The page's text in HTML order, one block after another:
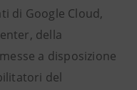
di Google Cloud,
della
a disposizione
del